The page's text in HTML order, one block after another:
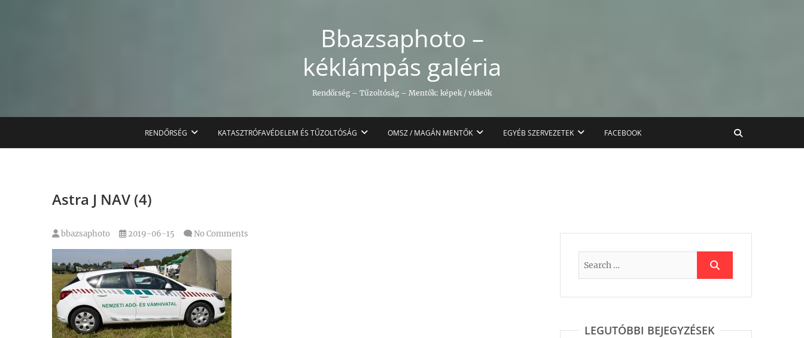
Bbazsaphoto –
kéklámpás galéria
Rendőrség – Tűzoltóság – Mentők: képek / videók
RENDŐRSÉG KATASZTRÓFAVÉDELEM ÉS TŰZOLTÓSÁG OMSZ / MAGÁN MENTŐK EGYÉB SZERVEZETEK FACEBOOK
Astra J NAV (4)
bbazsaphoto 2019-06-15 No Comments
LEGUTÓBBI BEJEGYZÉSEK